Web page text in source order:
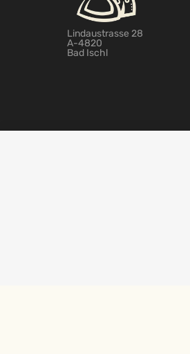
Lindaustrasse 28
A-4820
Bad Ischl